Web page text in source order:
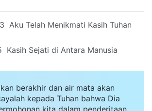
Aku Telah Menikmati Kasih Tuhan
Kasih Sejati di Antara Manusia
berakhir dan air mata akan
kepada Tuhan bahwa Dia
kita dalam penderitaan